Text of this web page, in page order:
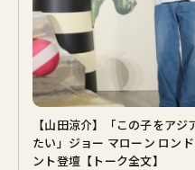
【山田涼介】「この子をア
たい」ジョー マローン ロン
ント登壇【トーク全文】